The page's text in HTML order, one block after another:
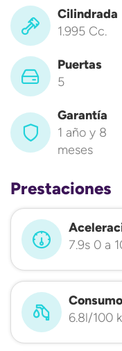
Cilindrada
1.995 Cc.
Puertas
5
Garantía
1 año y 8
meses
Prestaciones
7.9s 0 a
6.8l/100